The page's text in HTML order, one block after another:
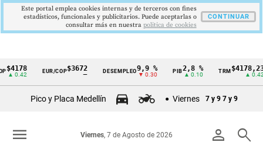
Cintillo
Colombia
$4178
▲ 0.42
EUR/COP$3672 DESEMPLEO9,9 %
▼ 0.30
PIB2,8 %
▲ 0.10
TRM$4178,23
▲ 0.42
Pico y Placa Medellín Viernes 7 y 9 7 y 9
person search
Viernes, 7 de Agosto de 2026
menu
Este portal emplea cookies internas y de terceros con fines
estadísticos, funcionales y publicitarios. Puede aceptarlas o
consultar más en nuestra politica de cookies
CONTINUAR